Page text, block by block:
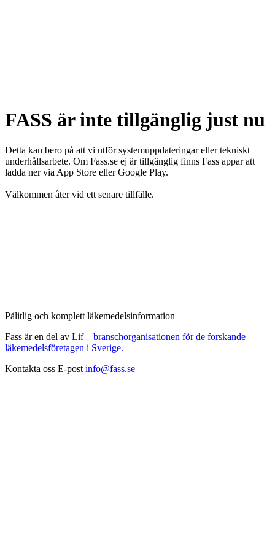
FASS är inte tillgänglig just nu
Detta kan bero på att vi utför systemuppdateringar eller tekniskt
underhållsarbete. Om Fass.se ej är tillgänglig finns Fass appar att
ladda ner via App Store eller Google Play.
Välkommen åter vid ett senare tillfälle.
Pålitlig och komplett läkemedelsinformation
Fass är en del av Lif – branschorganisationen för de forskande
läkemedelsföretagen i Sverige.
Kontakta oss E-post info@fass.se